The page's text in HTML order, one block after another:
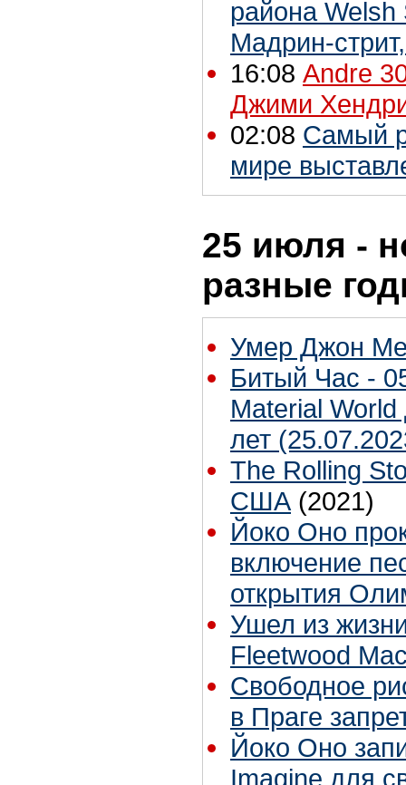
района
Мадрин-
16:08 Andre
Джими
02:08 Cамый
мире
25 июля -
разные
Умер Джон
Битый Час -
Material
лет
The Rolling
США (2021)
Йоко Оно
включение
открытия
Ушел из
Fleetwood
Свободное
в Праге
Йоко Оно
Imagine для